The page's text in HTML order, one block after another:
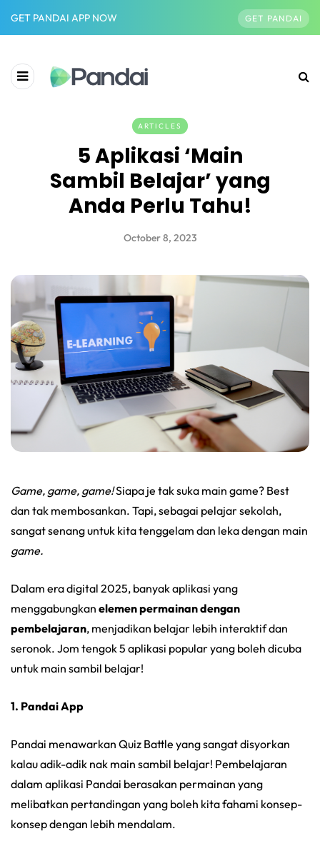
GET PANDAI APP NOW GET PANDAI
ARTICLES
5 Aplikasi ‘Main
Sambil Belajar’ yang
Anda Perlu Tahu!
October 8, 2023
Game, game, game!Siapa je tak suka main game? Best
dan tak membosankan. Tapi, sebagai pelajar sekolah,
sangat senang untuk kita tenggelam dan leka dengan main
game.
Dalam era digital 2025, banyak aplikasi yang
menggabungkan elemen permainan dengan
pembelajaran, menjadikan belajar lebih interaktif dan
seronok. Jom tengok 5 aplikasi popular yang boleh dicuba
untuk main sambil belajar!
1. Pandai App
Pandai menawarkan Quiz Battle yang sangat disyorkan
kalau adik-adik nak main sambil belajar! Pembelajaran
dalam aplikasi Pandai berasakan permainan yang
melibatkan pertandingan yang boleh kita fahami konsep-
konsep dengan lebih mendalam.